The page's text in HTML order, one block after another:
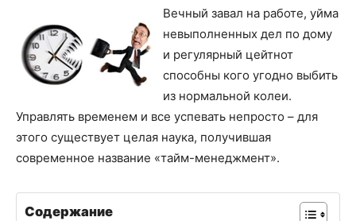
Вечный завал на работе, уйма
невыполненных дел по дому
и регулярный цейтнот
способны кого угодно выбить
из нормальной колеи.
Управлять временем и все успевать непросто – для
этого существует целая наука, получившая
современное название «тайм-менеджмент».
Содержание